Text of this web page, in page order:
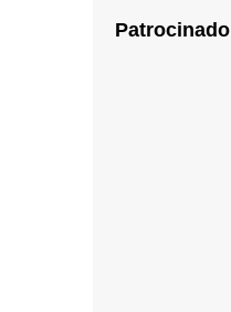
Patrocinado